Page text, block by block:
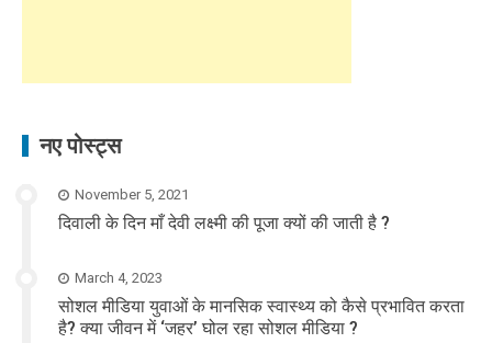
नए पोस्ट्स
November 5, 2021
दिवाली के दिन माँ देवी लक्ष्मी की पूजा क्यों की जाती है ?
March 4, 2023
सोशल मीडिया युवाओं के मानसिक स्वास्थ्य को कैसे प्रभावित करता
है? क्या जीवन में ‘जहर’ घोल रहा सोशल मीडिया ?